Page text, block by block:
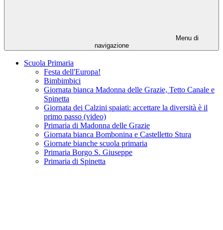
Menu di
navigazione
Scuola Primaria
Festa dell'Europa!
Bimbimbici
Giornata bianca Madonna delle Grazie, Tetto Canale e
Spinetta
Giornata dei Calzini spaiati: accettare la diversità è il
primo passo (video)
Primaria di Madonna delle Grazie
Giornata bianca Bombonina e Castelletto Stura
Giornate bianche scuola primaria
Primaria Borgo S. Giuseppe
Primaria di Spinetta